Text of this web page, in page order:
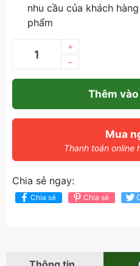
nhu cầu của khách
phẩm
–
+
Thêm
Mua
Thanh toán online
Chia sẻ ngay:
Chia sẻ Chia sẻ